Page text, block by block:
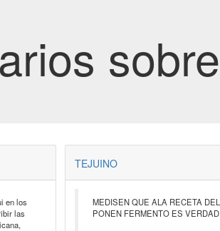
en los
las
TEJUINO
MEDISEN QUE ALA RECETA
PONEN FERMENTO ES